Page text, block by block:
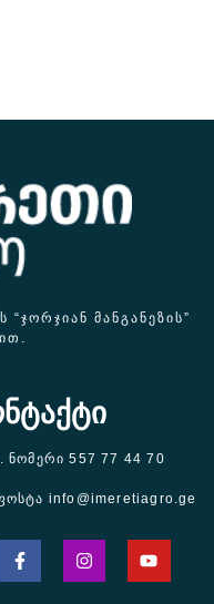
ᲛᲐᲜᲒᲐᲜᲔᲖᲘᲡ”
ნომერი 557 77 44 70
info@imeretiagro.ge